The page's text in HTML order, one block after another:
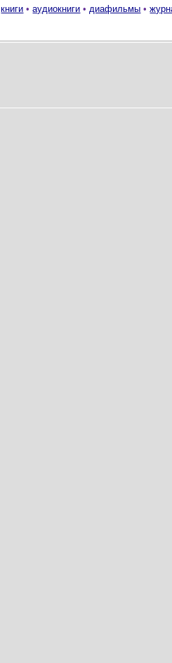
книги •аудиокниги •диафильмы •